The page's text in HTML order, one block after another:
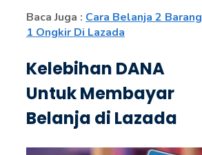
Baca Juga : Cara Belanja 2 Barang
1 Ongkir Di Lazada
Kelebihan DANA
Untuk Membayar
Belanja di Lazada